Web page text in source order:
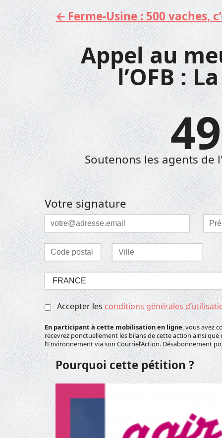
Aller
au
contenu
Ferme-Usine : 500 vaches,
Appel au
l’OFB :
Soutenons les agents de
Votre signature
Courriel
*
Laisser ce champ vide
*
Code
postal
*
Ville
*
Sélectionnez
votre
pays
*
Accepter lesconditions générales
En participant à cette mobilisation en ligne, vous avez
recevrez ponctuellement les bilans de cette action ainsi que
l’Environnement via son Courriel’Action. Désabonnement
Pourquoi cette pétition ?